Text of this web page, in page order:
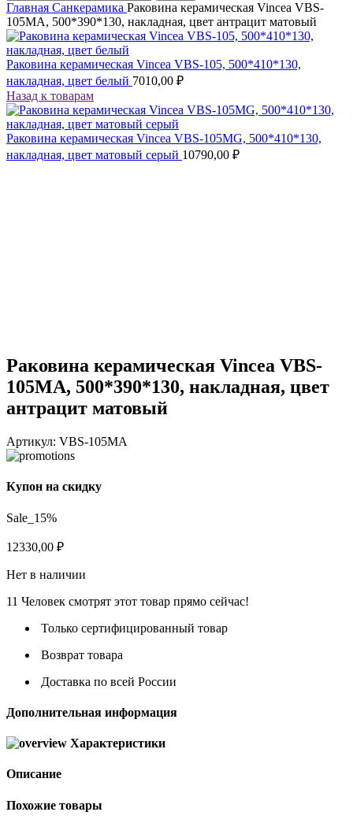
Главная Санкерамика Раковина керамическая Vincea VBS-
105MA, 500*390*130, накладная, цвет антрацит матовый
Раковина керамическая Vincea VBS-105, 500*410*130,
накладная, цвет белый 7010,00 ₽
Назад к товарам
Раковина керамическая Vincea VBS-105MG, 500*410*130,
накладная, цвет матовый серый 10790,00 ₽
Раковина керамическая Vincea VBS-
105MA, 500*390*130, накладная, цвет
антрацит матовый
Артикул: VBS-105MA
Купон на скидку
Sale_15%
12330,00 ₽
Нет в наличии
11 Человек смотрят этот товар прямо сейчас!
Только сертифицированный товар
Возврат товара
Доставка по всей России
Дополнительная информация
Характеристики
Описание
Похожие товары